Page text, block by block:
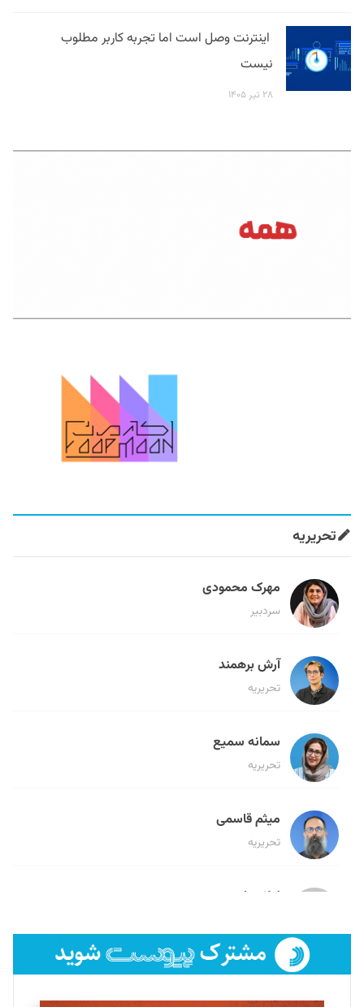
اینترنت وصل است اما تجربه کاربر مطلوب
نیست
۲۸ تیر ۱۴۰۵
تحریریه
مهرک محمودی
سردبیر
آرش برهمند
تحریریه
سمانه سمیع
تحریریه
میثم قاسمی
تحریریه
لیلا حنارود
فائزه فتحی رستمی
تحریریه